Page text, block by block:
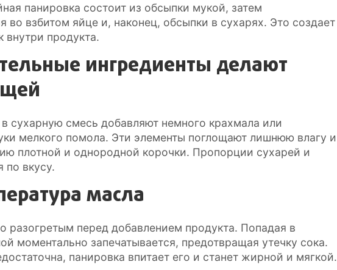
панировка состоит из обсыпки мукой, затем
во взбитом яйце и, наконец, обсыпки в сухарях. Это создает
продукта.
ингредиенты делают
сухарную смесь добавляют немного крахмала или
мелкого помола. Эти элементы поглощают лишнюю влагу и
плотной и однородной корочки. Пропорции сухарей и
по вкусу.
масла
перед добавлением продукта. Попадая в
моментально запечатывается, предотвращая утечку сока.
панировка впитает его и станет жирной и мягкой.